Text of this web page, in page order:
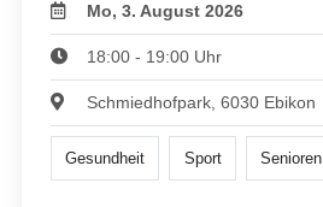
Mo, 3. August 2026
18:00 - 19:00 Uhr
Schmiedhofpark, 6030 Ebikon
Gesundheit Sport Senioren